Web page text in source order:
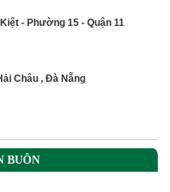
- Phường 15 - Quận 11
Châu , Đà Nẵng
BUÔN